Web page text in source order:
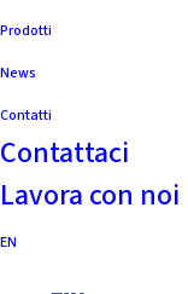
Prodotti
News
Contatti
Contattaci
Lavora con noi
EN
15 Maggio 2026